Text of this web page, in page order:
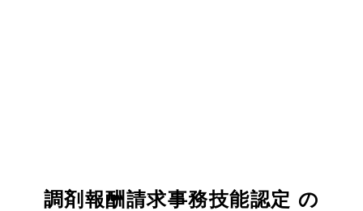
調剤報酬請求事務技能認定 の